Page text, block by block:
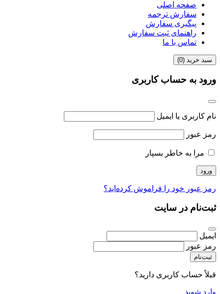
صفحه اصلی
سفارش ترجمه
پیگیری سفارش
راهنمای ثبت سفارش
تماس با ما
سبد خرید (0
)
ورود به حساب کاربری
نام کاربری یا ایمیل
رمز عبور
مرا به خاطر بسپار
رمز عبور خود را فراموش کرده‌اید؟
ثبت‌نام در سایت
ایمیل
رمز عبور
ثبت‌نام
قبلاً حساب کاربری دارید؟
وارد شوید